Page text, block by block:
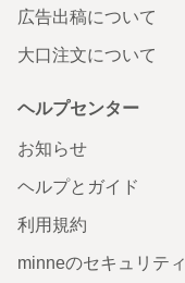
広告出稿について
大口注文について
ヘルプセンター
お知らせ
ヘルプとガイド
利用規約
minneのセキュリティ